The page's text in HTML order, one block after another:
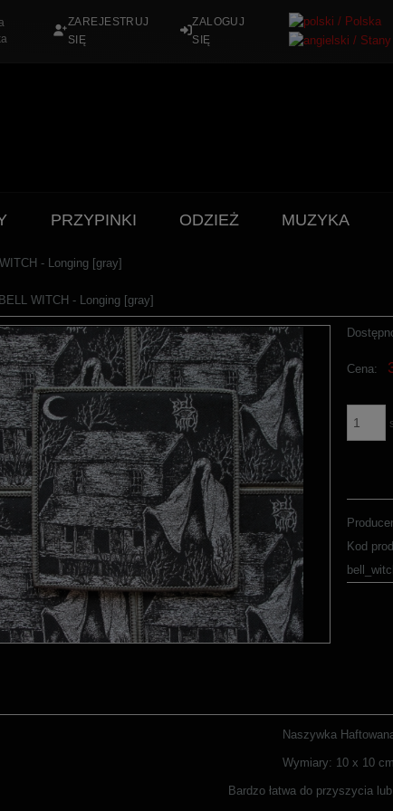
ZAREJESTRUJ
SIĘ
ZALOGUJ
SIĘ
PRZYPINKI ODZIEŻ MUZYKA
- Longing [gray]
WITCH - Longing [gray]
Cena:
Kod
Naszywka
Wymiary: 10 x 10 cm
Bardzo łatwa do przyszycia